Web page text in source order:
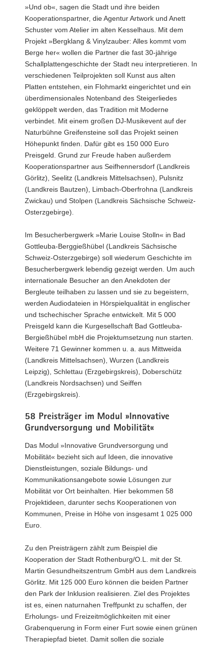
»Und ob«, sagen die Stadt und ihre beiden
Kooperationspartner, die Agentur Artwork und Anett
Schuster vom Atelier im alten Kesselhaus. Mit dem
Projekt »Bergklang & Vinylzauber: Alles kommt vom
Berge her« wollen die Partner die fast 30-jährige
Schallplattengeschichte der Stadt neu interpretieren. In
verschiedenen Teilprojekten soll Kunst aus alten
Platten entstehen, ein Flohmarkt eingerichtet und ein
überdimensionales Notenband des Steigerliedes
geklöppelt werden, das Tradition mit Moderne
verbindet. Mit einem großen DJ-Musikevent auf der
Naturbühne Greifensteine soll das Projekt seinen
Höhepunkt finden. Dafür gibt es 150 000 Euro
Preisgeld. Grund zur Freude haben außerdem
Kooperationspartner aus Seifhennersdorf (Landkreis
Görlitz), Seelitz (Landkreis Mittelsachsen), Pulsnitz
(Landkreis Bautzen), Limbach-Oberfrohna (Landkreis
Zwickau) und Stolpen (Landkreis Sächsische Schweiz-
Osterzgebirge).
Im Besucherbergwerk »Marie Louise Stolln« in Bad
Gottleuba-Berggießhübel (Landkreis Sächsische
Schweiz-Osterzgebirge) soll wiederum Geschichte im
Besucherbergwerk lebendig gezeigt werden. Um auch
internationale Besucher an den Anekdoten der
Bergleute teilhaben zu lassen und sie zu begeistern,
werden Audiodateien in Hörspielqualität in englischer
und tschechischer Sprache entwickelt. Mit 5 000
Preisgeld kann die Kurgesellschaft Bad Gottleuba-
Bergießhübel mbH die Projektumsetzung nun starten.
Weitere 71 Gewinner kommen u. a. aus Mittweida
(Landkreis Mittelsachsen), Wurzen (Landkreis
Leipzig), Schlettau (Erzgebirgskreis), Doberschütz
(Landkreis Nordsachsen) und Seiffen
(Erzgebirgskreis).
58 Preisträger im Modul »Innovative
Grundversorgung und Mobilität«
Das Modul »Innovative Grundversorgung und
Mobilität« bezieht sich auf Ideen, die innovative
Dienstleistungen, soziale Bildungs- und
Kommunikationsangebote sowie Lösungen zur
Mobilität vor Ort beinhalten. Hier bekommen 58
Projektideen, darunter sechs Kooperationen von
Kommunen, Preise in Höhe von insgesamt 1 025 000
Euro.
Zu den Preisträgern zählt zum Beispiel die
Kooperation der Stadt Rothenburg/O.L. mit der St.
Martin Gesundheitszentrum GmbH aus dem Landkreis
Görlitz. Mit 125 000 Euro können die beiden Partner
den Park der Inklusion realisieren. Ziel des Projektes
ist es, einen naturnahen Treffpunkt zu schaffen, der
Erholungs- und Freizeitmöglichkeiten mit einer
Grabenquerung in Form einer Furt sowie einen grünen
Therapiepfad bietet. Damit sollen die soziale